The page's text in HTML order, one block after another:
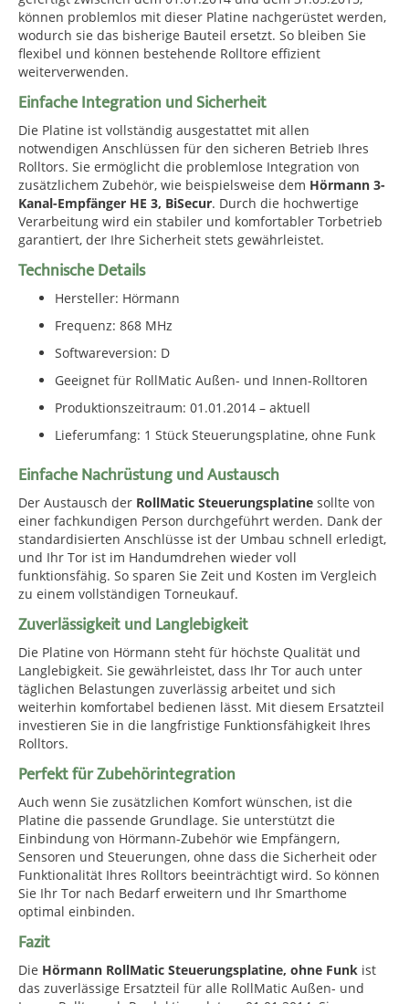
können problemlos mit dieser Platine nachgerüstet werden,
wodurch sie das bisherige Bauteil ersetzt. So bleiben Sie
flexibel und können bestehende Rolltore effizient
weiterverwenden.
Einfache Integration und Sicherheit
Die Platine ist vollständig ausgestattet mit allen
notwendigen Anschlüssen für den sicheren Betrieb Ihres
Rolltors. Sie ermöglicht die problemlose Integration von
zusätzlichem Zubehör, wie beispielsweise dem Hörmann 3-
Kanal-Empfänger HE 3, BiSecur. Durch die hochwertige
Verarbeitung wird ein stabiler und komfortabler Torbetrieb
garantiert, der Ihre Sicherheit stets gewährleistet.
Technische Details
Hersteller: Hörmann
Frequenz: 868 MHz
Softwareversion: D
Geeignet für RollMatic Außen- und Innen-Rolltoren
Produktionszeitraum: 01.01.2014 – aktuell
Lieferumfang: 1 Stück Steuerungsplatine, ohne Funk
Einfache Nachrüstung und Austausch
Der Austausch der RollMatic Steuerungsplatine sollte von
einer fachkundigen Person durchgeführt werden. Dank der
standardisierten Anschlüsse ist der Umbau schnell erledigt,
und Ihr Tor ist im Handumdrehen wieder voll
funktionsfähig. So sparen Sie Zeit und Kosten im Vergleich
zu einem vollständigen Torneukauf.
Zuverlässigkeit und Langlebigkeit
Die Platine von Hörmann steht für höchste Qualität und
Langlebigkeit. Sie gewährleistet, dass Ihr Tor auch unter
täglichen Belastungen zuverlässig arbeitet und sich
weiterhin komfortabel bedienen lässt. Mit diesem Ersatzteil
investieren Sie in die langfristige Funktionsfähigkeit Ihres
Rolltors.
Perfekt für Zubehörintegration
Auch wenn Sie zusätzlichen Komfort wünschen, ist die
Platine die passende Grundlage. Sie unterstützt die
Einbindung von Hörmann-Zubehör wie Empfängern,
Sensoren und Steuerungen, ohne dass die Sicherheit oder
Funktionalität Ihres Rolltors beeinträchtigt wird. So können
Sie Ihr Tor nach Bedarf erweitern und Ihr Smarthome
optimal einbinden.
Fazit
Die Hörmann RollMatic Steuerungsplatine, ohne Funk ist
das zuverlässige Ersatzteil für alle RollMatic Außen- und